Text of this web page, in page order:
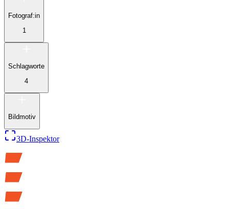
Fotograf:in
1
Schlagworte
4
Bildmotiv
3D-Inspektor